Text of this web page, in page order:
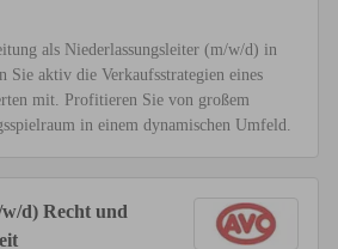
als Niederlassungsleiter (m/w/d) in
Sie aktiv die Verkaufsstrategien eines
mit. Profitieren Sie von großem
in einem dynamischen Umfeld.
d) Recht und